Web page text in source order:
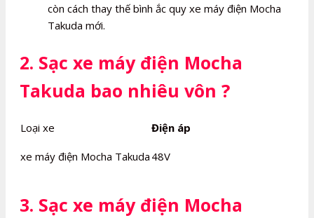
còn cách thay thế bình ắc quy xe máy điện Mocha
Takuda mới.
2. Sạc xe máy điện Mocha
Takuda bao nhiêu vôn ?
Loại xe Điện áp
xe máy điện Mocha Takuda 48V
3. Sạc xe máy điện Mocha